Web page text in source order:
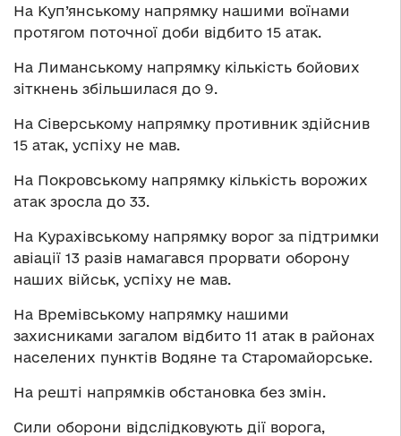
На Куп’янському напрямку нашими воїнами
протягом поточної доби відбито 15 атак.
На Лиманському напрямку кількість бойових
зіткнень збільшилася до 9.
На Сіверському напрямку противник здійснив
15 атак, успіху не мав.
На Покровському напрямку кількість ворожих
атак зросла до 33.
На Курахівському напрямку ворог за підтримки
авіації 13 разів намагався прорвати оборону
наших військ, успіху не мав.
На Времівському напрямку нашими
захисниками загалом відбито 11 атак в районах
населених пунктів Водяне та Старомайорське.
На решті напрямків обстановка без змін.
Сили оборони відслідковують дії ворога,